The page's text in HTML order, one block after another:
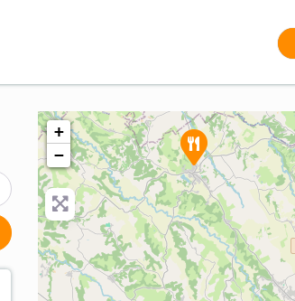
Search
+
−